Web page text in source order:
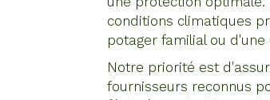
conditions climatiques
potager familial ou
Notre priorité est
fournisseurs reconnus